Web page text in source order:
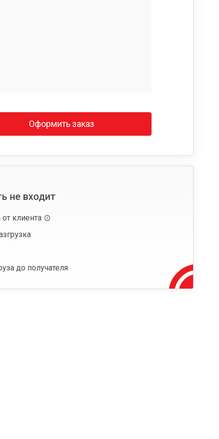
Оформить заказ
не входит
от клиента
до получателя